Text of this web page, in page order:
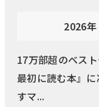
2026
17万部超のベス
最初に読む本』
すマ...